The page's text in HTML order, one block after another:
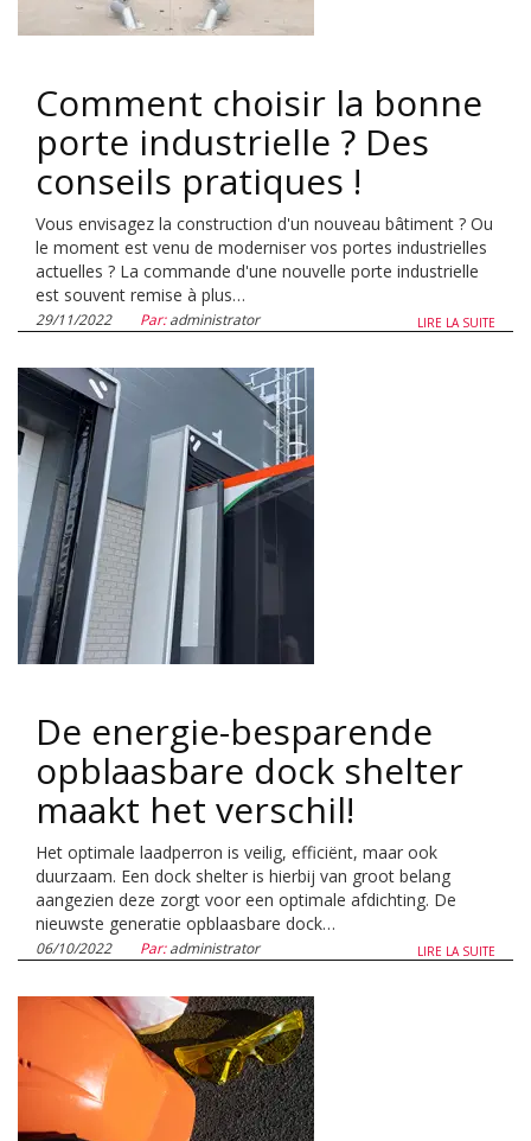
Comment choisir la bonne
porte industrielle ? Des
conseils pratiques !
Vous envisagez la construction d'un nouveau bâtiment ? Ou
le moment est venu de moderniser vos portes industrielles
actuelles ? La commande d'une nouvelle porte industrielle
est souvent remise à plus…
LIRE LA SUITE
29/11/2022 Par:administrator
De energie-besparende
opblaasbare dock shelter
maakt het verschil!
Het optimale laadperron is veilig, efficiënt, maar ook
duurzaam. Een dock shelter is hierbij van groot belang
aangezien deze zorgt voor een optimale afdichting. De
nieuwste generatie opblaasbare dock…
LIRE LA SUITE
06/10/2022 Par:administrator